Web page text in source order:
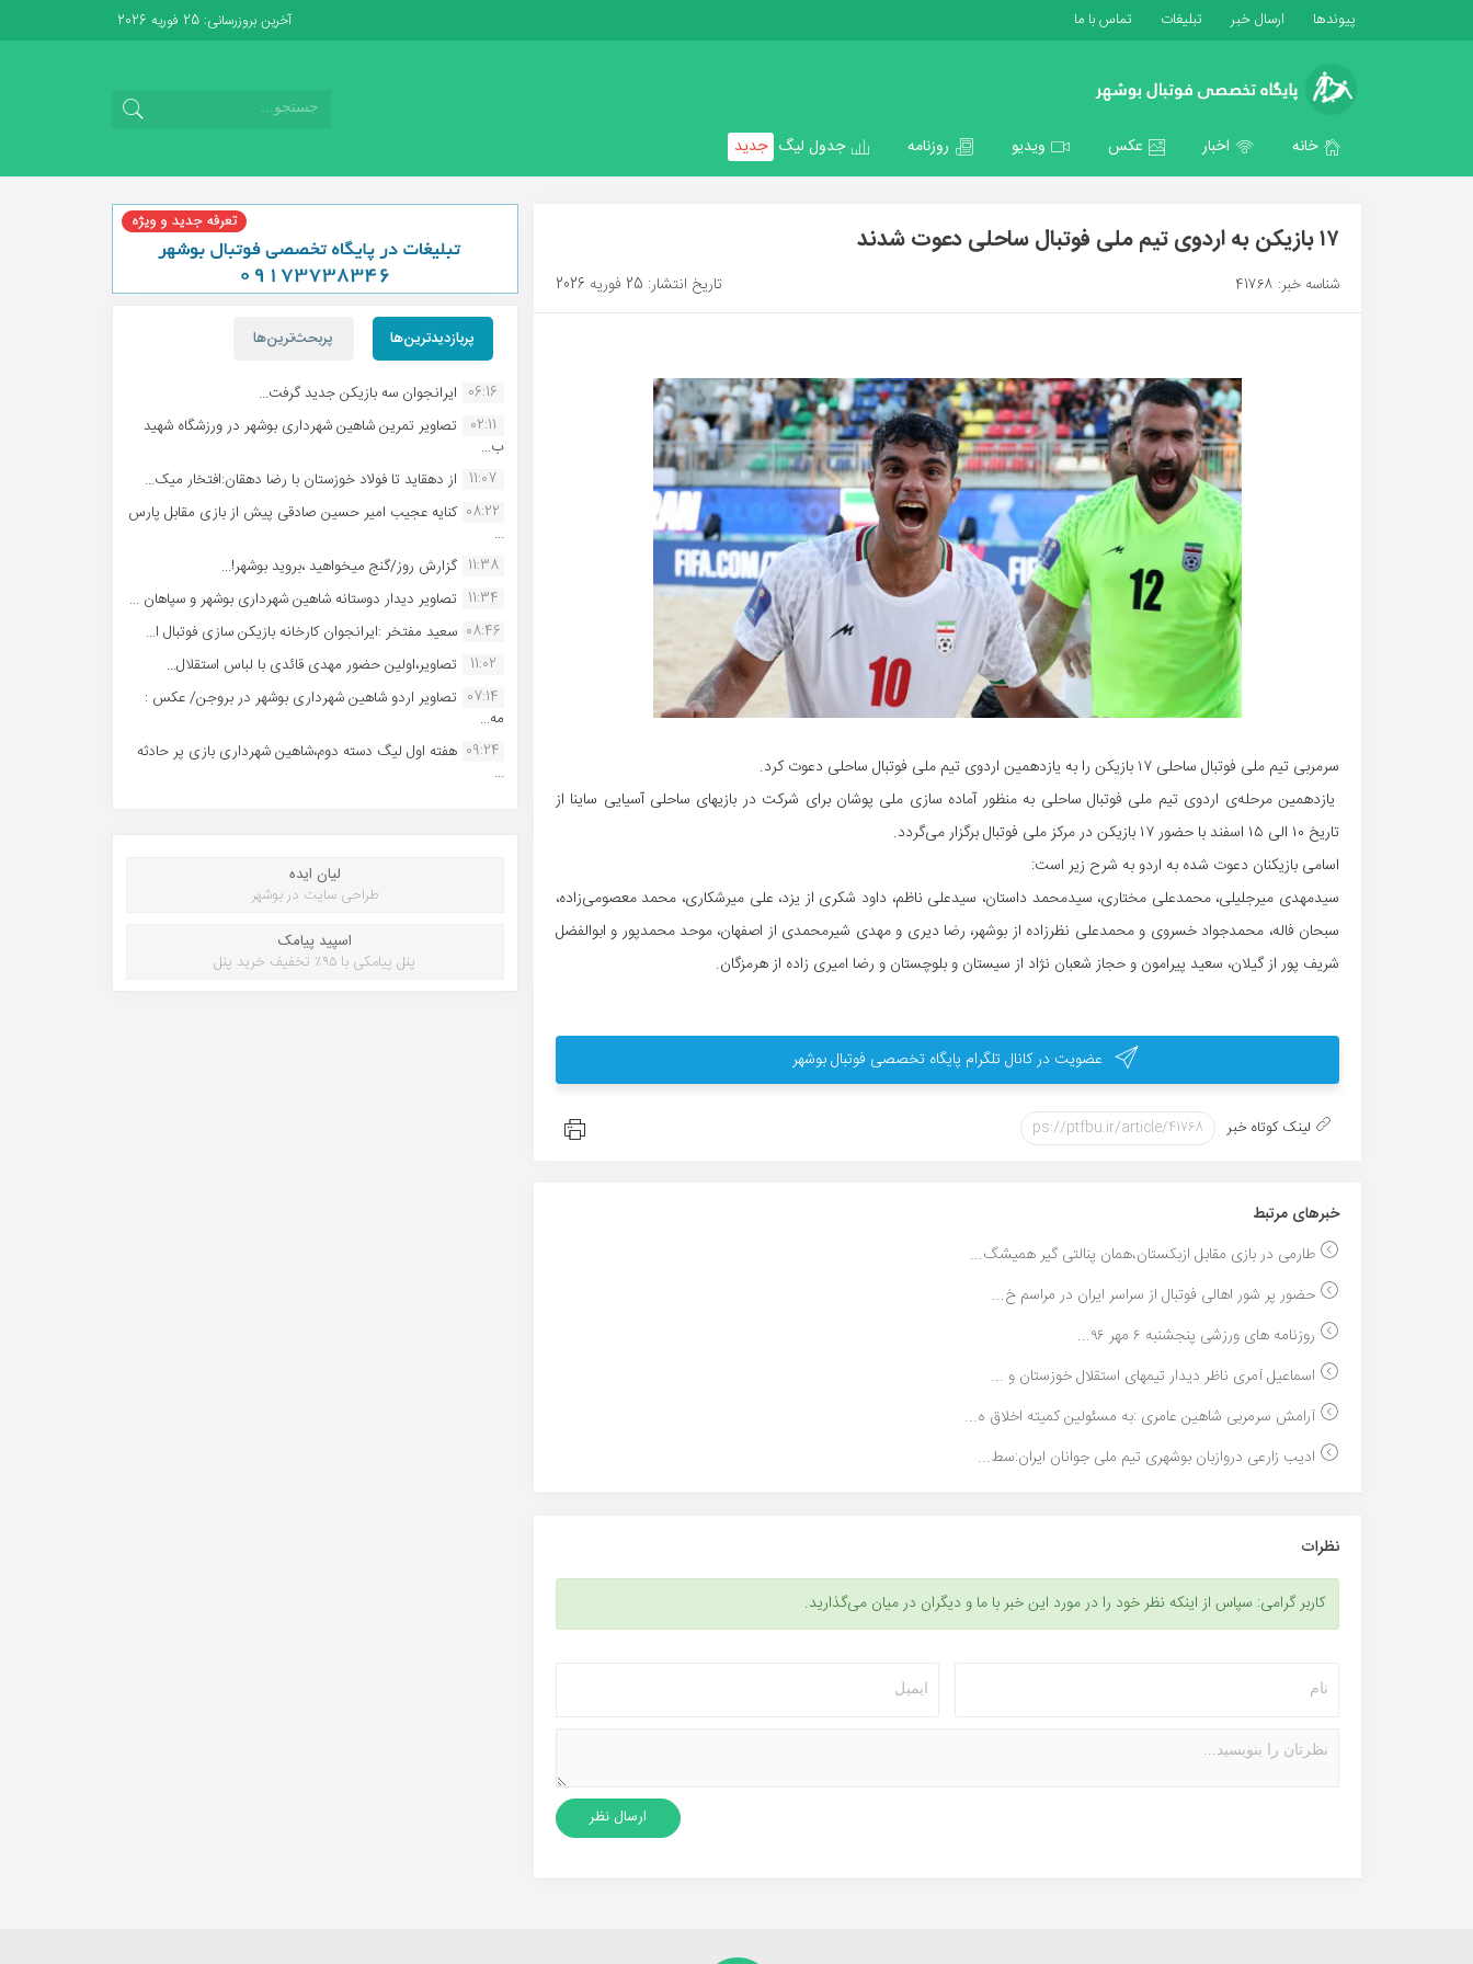
پیوندها ارسال خبر تبلیغات تماس با ما آخرین بروزرسانی: 25 فوریه 2026
خانه اخبار عکس ویدیو روزنامه جدول لیگ جدید
۱۷ بازیکن به اردوی تیم ملی فوتبال ساحلی دعوت شدند
شناسه خبر: 41768 تاریخ انتشار: 25 فوریه 2026
سرمربی تیم ملی فوتبال ساحلی ۱۷ بازیکن را به یازدهمین اردوی تیم ملی فوتبال ساحلی دعوت کرد.
یازدهمین مرحله‌ی اردوی تیم ملی فوتبال ساحلی به منظور آماده سازی ملی پوشان برای شرکت در بازیهای ساحلی آسیایی ساینا از
تاریخ ۱۰ الی ۱۵ اسفند با حضور ۱۷ بازیکن در مرکز ملی فوتبال برگزار می‌گردد.
اسامی بازیکنان دعوت شده به اردو به شرح زیر است:
سیدمهدی میرجلیلی، محمدعلی مختاری، سیدمحمد داستان، سیدعلی ناظم، داود شکری از یزد، علی میرشکاری، محمد معصومی‌زاده،
سبحان فاله، محمدجواد خسروی و محمدعلی نظرزاده از بوشهر، رضا دیری و مهدی شیرمحمدی از اصفهان، موحد محمدپور و ابوالفضل
شریف پور از گیلان، سعید پیرامون و حجاز شعبان نژاد از سیستان و بلوچستان و رضا امیری زاده از هرمزگان.
عضویت در کانال تلگرام پایگاه تخصصی فوتبال بوشهر
لینک کوتاه خبر
خبر‌های مرتبط
طارمی در بازی مقابل ازبکستان،همان پنالتی گیر همیشگ...
حضور پر شور اهالی فوتبال از سراسر ایران در مراسم خ...
روزنامه های ورزشی پنجشنبه ۶ مهر ۹۶...
اسماعیل آمری ناظر دیدار تیمهای استقلال خوزستان و ...
آرامش سرمربی شاهین عامری :به مسئولین کمیته اخلاق ه...
ادیب زارعی دروازبان بوشهری تیم ملی جوانان ایران:سط...
نظرات
کاربر گرامی: سپاس از اینکه نظر خود را در مورد این خبر با ما و دیگران در میان می‌گذارید.
پربازدیدترین‌ها پربحث‌ترین‌ها
06:16 ایرانجوان سه بازیکن جدید گرفت...
02:11
تصاویر تمرین شاهین شهردارى بوشهر در ورزشگاه شهید
ب...
11:07 از دهقاید تا فولاد خوزستان با رضا دهقان:افتخار میک...
08:22 کنایه عجیب امیر حسین صادقی پیش از بازی مقابل پارس
...
11:38 گزارش روز/گنج میخواهید ،بروید بوشهر!...
11:34 تصاویر دیدار دوستانه شاهین شهردارى بوشهر و سپاهان ...
08:46 سعید مفتخر :ایرانجوان کارخانه بازیکن سازی فوتبال ا...
11:02
تصاویر،اولین حضور مهدی قائدی با لباس استقلال...
07:14 تصاویر اردو شاهین شهرداری بوشهر در بروجن/ عکس :
مه...
09:24 هفته اول لیگ دسته دوم،شاهین شهرداری بازی پر حادثه
...
لیان ایده
طراحی سایت در بوشهر
اسپید پیامک
پنل پیامکی با ۹۵٪ تخفیف خرید پنل